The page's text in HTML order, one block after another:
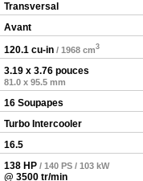
Transversal
Avant
120.1 cu-in / 1968 cm3
3.19 x 3.76 pouces
81.0 x 95.5 mm
16 Soupapes
Turbo Intercooler
16.5
138 HP / 140 PS / 103 kW
@ 3500 tr/min